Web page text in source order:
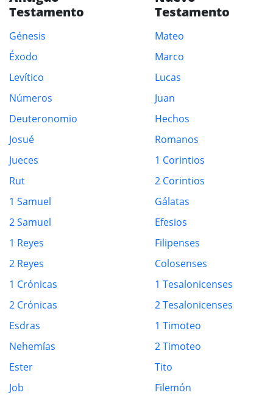
Testamento
Génesis
Éxodo
Levítico
Números
Deuteronomio
Josué
Jueces
Rut
1 Samuel
2 Samuel
1 Reyes
2 Reyes
1 Crónicas
2 Crónicas
Esdras
Nehemías
Ester
Job
Testamento
Mateo
Marco
Lucas
Juan
Hechos
Romanos
1 Corintios
2 Corintios
Gálatas
Efesios
Filipenses
Colosenses
1 Tesalonicenses
2 Tesalonicenses
1 Timoteo
2 Timoteo
Tito
Filemón